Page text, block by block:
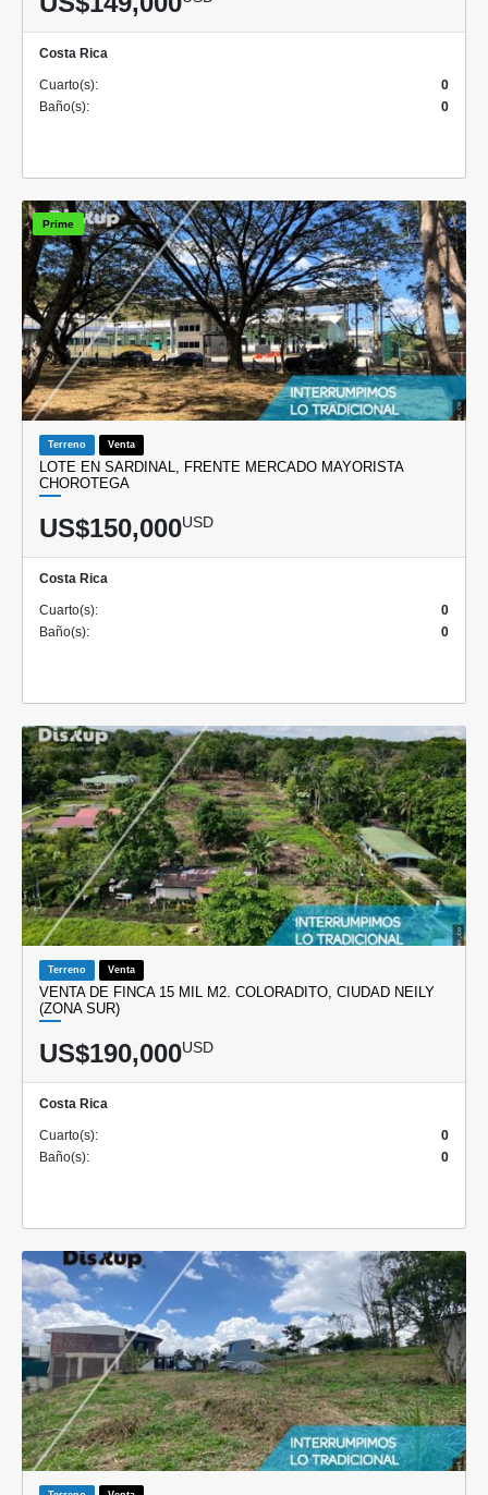
Costa Rica
Cuarto(s):
0
Baño(s):
0
Prime
Terreno Venta
LOTE EN SARDINAL, FRENTE MERCADO MAYORISTA
CHOROTEGA
US$150,000USD
Costa Rica
Cuarto(s):
0
Baño(s):
0
Terreno Venta
VENTA DE FINCA 15 MIL M2. COLORADITO, CIUDAD NEILY
(ZONA SUR)
US$190,000USD
Costa Rica
Cuarto(s):
0
Baño(s):
0